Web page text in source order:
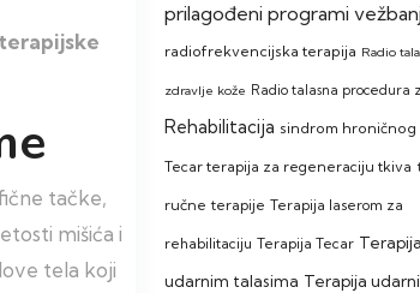
terapijske
tačke,
mišića i
tela koji
prilagođeni programi
radiofrekvencijska terapija Radio
zdravlje kože Radio talasna procedura
Rehabilitacija sindrom hroničnog
Tecar terapija za regeneraciju tkiva
ručne terapije Terapija laserom za
rehabilitaciju Terapija Tecar Terapija
udarnim talasima Terapija